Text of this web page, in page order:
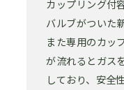
カップリング付
バルブがついた
また専用のカッ
が流れるとガス
しており、安全